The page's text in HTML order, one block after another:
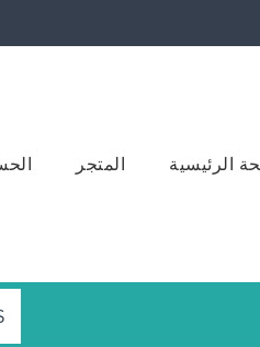
الرئيسية المتجر